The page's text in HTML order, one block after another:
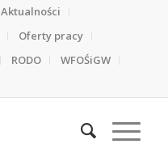
Aktualności
Oferty pracy
RODO
WFOŚiGW